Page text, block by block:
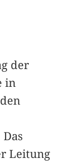
der
in
Leitung